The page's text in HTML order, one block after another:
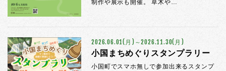
制作や展示も開催。 草木や…
2026.06.01(月)～2026.11.30(月)
小国まちめぐりスタンプラリー
小国町でスマホ無しで参加出来るスタンプ